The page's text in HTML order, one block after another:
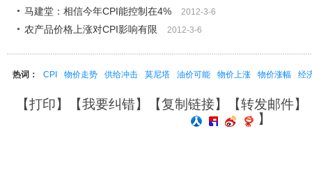
马建堂：相信今年CPI能控制在4% 2012-3-6
农产品价格上涨对CPI影响有限 2012-3-6
热词： CPI 物价走势 供给冲击 莫尼塔 油价可能 物价上涨 物价涨幅 经
【打印】【我要纠错】【复制链接】【转发邮件】
】